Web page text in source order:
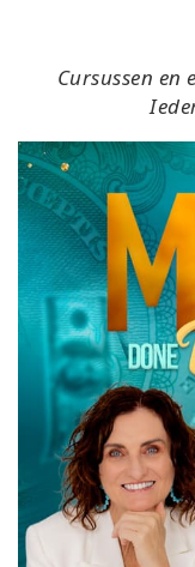
Cursussen en